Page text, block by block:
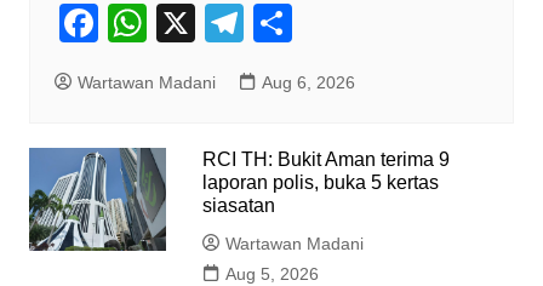
F
c
e
b
o
o
W
at
s
A
p
p
X
T
el
e
gr
a
m
ar
e
Wartawan Madani Aug 6, 2026
RCI TH: Bukit Aman terima 9
laporan polis, buka 5 kertas
siasatan
Wartawan Madani
Aug 5, 2026